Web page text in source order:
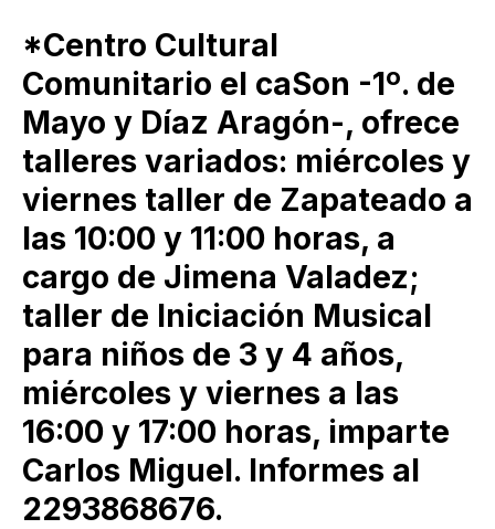
*Centro Cultural
Comunitario el caSon -1º. de
Mayo y Díaz Aragón-, ofrece
talleres variados: miércoles y
viernes taller de Zapateado a
las 10:00 y 11:00 horas, a
cargo de Jimena Valadez;
taller de Iniciación Musical
para niños de 3 y 4 años,
miércoles y viernes a las
16:00 y 17:00 horas, imparte
Carlos Miguel. Informes al
2293868676.